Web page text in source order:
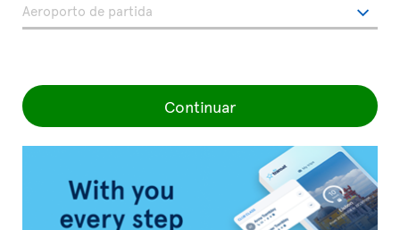
Continuar